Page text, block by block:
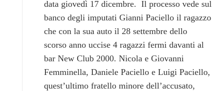
data giovedì 17 dicembre. Il processo vede sul
banco degli imputati Gianni Paciello il ragazzo
che con la sua auto il 28 settembre dello
scorso anno uccise 4 ragazzi fermi davanti al
bar New Club 2000. Nicola e Giovanni
Femminella, Daniele Paciello e Luigi Paciello,
quest’ultimo fratello minore dell’accusato,